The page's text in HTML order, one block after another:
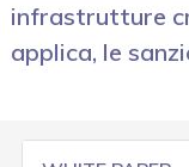
infrastrutture
applica, le